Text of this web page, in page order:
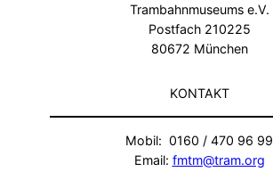
Trambahnmuseums e.V.
Postfach 210225
80672 München
KONTAKT
Mobil: 0160 / 470 96 99
Email: fmtm@tram.org